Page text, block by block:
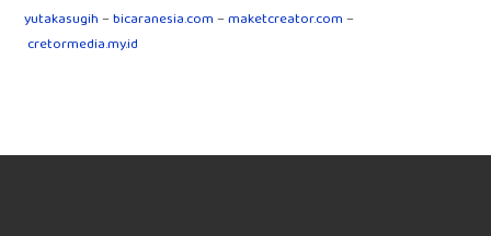
yutakasugih–bicaranesia.com–maketcreator.com–
cretormedia.my.id